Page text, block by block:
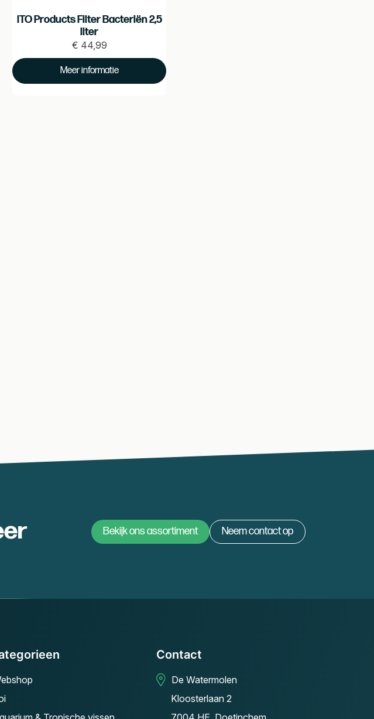
ITO Products Filter Bacteriën 2,5
liter
€ 44,99
Prijs
€
44.99Meer informatie
Bekijk ons assortiment Neem contact op
Contact
De Watermolen
Kloosterlaan 2